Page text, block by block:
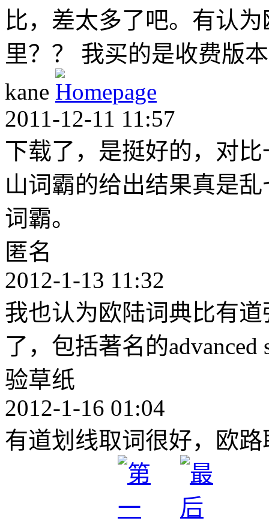
比，差太多了吧。有认
里？？ 我买的是收费版
kane
2011-12-11 11:57
下载了，是挺好的，对
山词霸的给出结果真是
词霸。
匿名
2012-1-13 11:32
我也认为欧陆词典比有
了，包括著名的advanced
验草纸
2012-1-16 01:04
有道划线取词很好，欧